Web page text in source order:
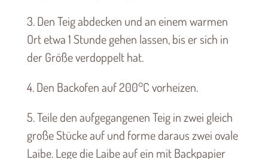
3. Den Teig abdecken und an einem warmen
Ort etwa 1 Stunde gehen lassen, bis er sich in
der Größe verdoppelt hat.
4. Den Backofen auf 200°C vorheizen.
5. Teile den aufgegangenen Teig in zwei gleich
große Stücke auf und forme daraus zwei ovale
Laibe. Lege die Laibe auf ein mit Backpapier